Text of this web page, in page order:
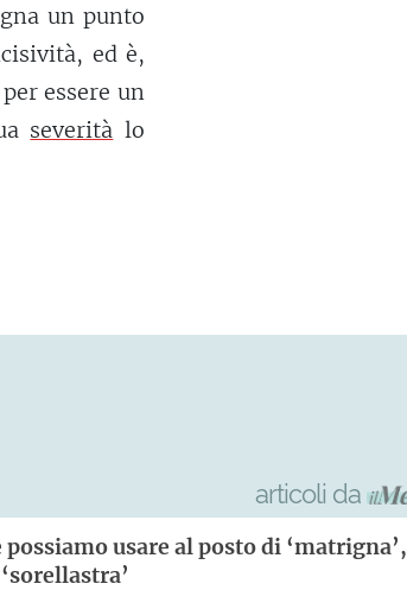
un punto
ed è,
essere un
severità lo
articoli da
usare al posto di ‘matrigna’,